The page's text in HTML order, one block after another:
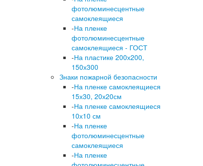
фотолюминесцентные
самоклеящиеся
-На пленке
фотолюминесцентные
самоклеящиеся - ГОСТ
-На пластике 200х200,
150х300
Знаки пожарной безопасности
-На пленке самоклеящиеся
15х30, 20х20см
-На пленке самоклеящиеся
10х10 см
-На пленке
фотолюминесцентные
самоклеящиеся
-На пленке